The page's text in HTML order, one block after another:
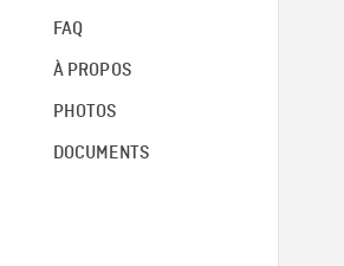
FAQ
À PROPOS
PHOTOS
DOCUMENTS